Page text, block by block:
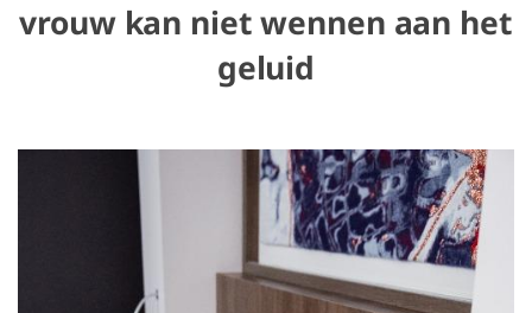
vrouw kan niet wennen aan het
geluid